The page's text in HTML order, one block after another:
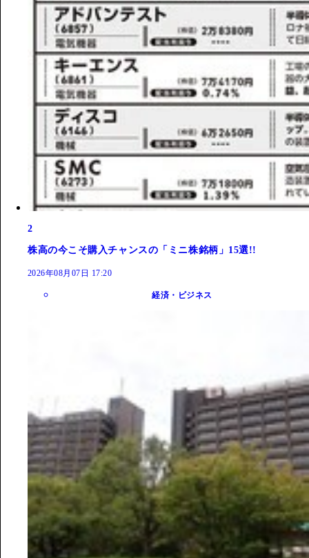
2
株高の今こそ購入チャンスの「ミニ株銘柄」15選!!
2026年08月07日 17:20
経済・ビジネス